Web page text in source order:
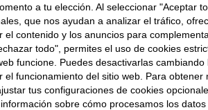
a tu elección. Al seleccionar "Aceptar
que nos ayudan a analizar el tráfico,
contenido y los anuncios para
todo", permites el uso de cookies
funcione. Puedes desactivarlas cambiando
funcionamiento del sitio web. Para obtener
tus configuraciones de cookies
sobre cómo procesamos los datos